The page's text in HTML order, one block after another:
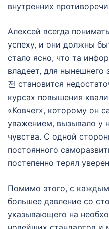
внутренних
Алексей всегда
успеху, и они должны
стало ясно, что та
владеет, для нынешнего
전 становится
курсах повышения
«Ковчег», которому он
уважением, вызывало у
чувства. С одной
постоянного
постепенно терял
Помимо этого, с
большее давление со
указывающего на